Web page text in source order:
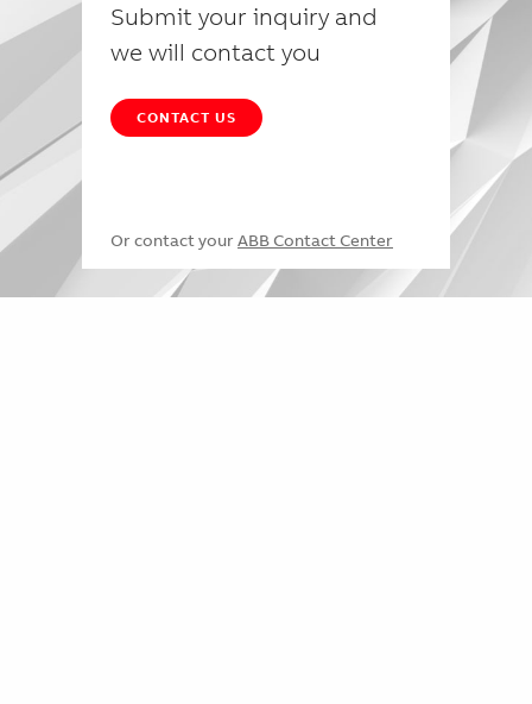
Submit your inquiry and
we will contact you
CONTACT US
Or contact your ABB Contact Center